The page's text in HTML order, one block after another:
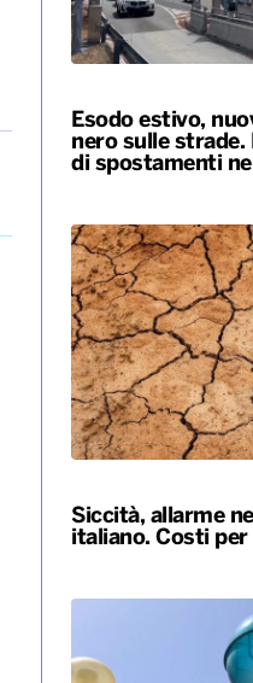
Esodo estivo,
nero sulle
di spostamenti
Siccità, allarme
italiano. Costi per